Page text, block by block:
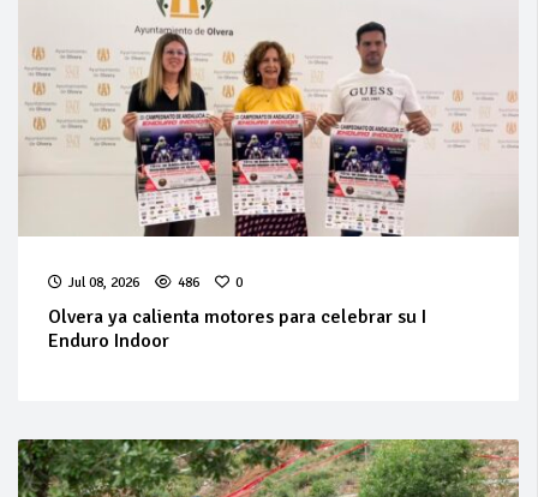
Jul 08, 2026 486 0
Olvera ya calienta motores para celebrar su I
Enduro Indoor